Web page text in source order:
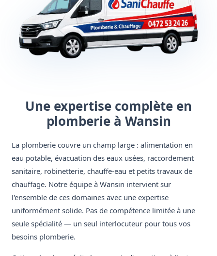
Une expertise complète en
plomberie à Wansin
La plomberie couvre un champ large : alimentation en
eau potable, évacuation des eaux usées, raccordement
sanitaire, robinetterie, chauffe-eau et petits travaux de
chauffage. Notre équipe à Wansin intervient sur
l'ensemble de ces domaines avec une expertise
uniformément solide. Pas de compétence limitée à une
seule spécialité — un seul interlocuteur pour tous vos
besoins plomberie.